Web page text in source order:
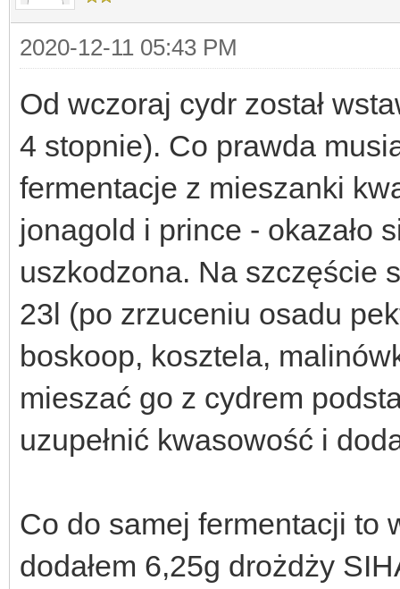
2020-12-11 05:43 PM
Od wczoraj cydr został
4 stopnie). Co prawda
fermentacje z mieszanki
jonagold i prince - okazało
uszkodzona. Na szczęście
23l (po zrzuceniu osadu
boskoop, kosztela,
mieszać go z cydrem
uzupełnić kwasowość i
Co do samej fermentacji to
dodałem 6,25g drożdży